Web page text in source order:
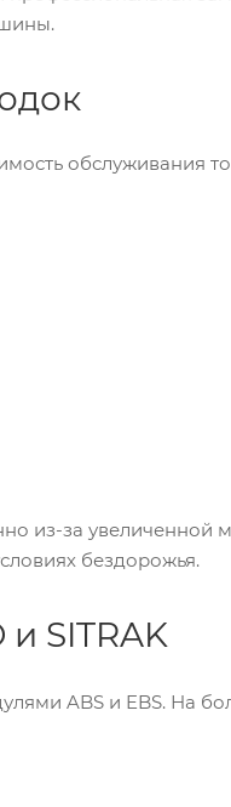
обслуживания
из-за увеличенной
бездорожья.
SITRAK
ABS и EBS. На